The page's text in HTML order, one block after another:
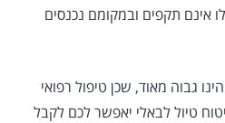
אינם תקפים ובמקומם נכנסים
גבוה מאוד, שכן טיפול רפואי
טיול לבאלי יאפשר לכם לקבל